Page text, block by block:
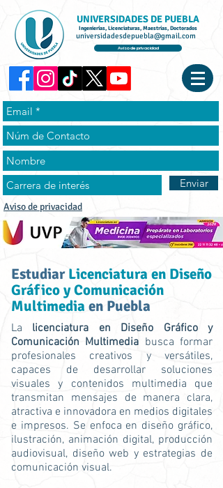
UNIVERSIDADES DE PUEBLA
Ingenierías, Licenciaturas, Maestrías, Doctorados
universidadesdepuebla@gmail.com
Aviso de privacidad
Enviar
Aviso de privacidad
EstudiarLicenciatura en Diseño
Gráfico y Comunicación
Multimedia en Puebla
La licenciatura en Diseño Gráfico y
Comunicación Multimedia busca formar
profesionales creativos y versátiles,
capaces de desarrollar soluciones
visuales y contenidos multimedia que
transmitan mensajes de manera clara,
atractiva e innovadora en medios digitales
e impresos. Se enfoca en diseño gráfico,
ilustración, animación digital, producción
audiovisual, diseño web y estrategias de
comunicación visual.